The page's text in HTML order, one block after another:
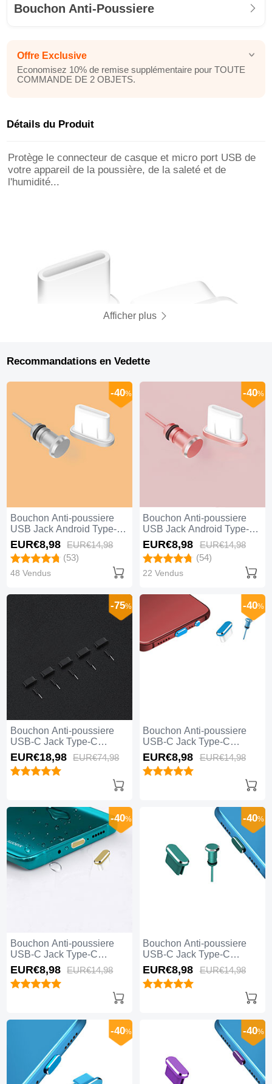
Bouchon Anti-Poussiere
Offre Exclusive
Economisez 10% de remise supplémentaire pour TOUTE
COMMANDE DE 2 OBJETS.
Détails du Produit
Protège le connecteur de casque et micro port USB de
votre appareil de la poussière, de la saleté et de
l'humidité...
Afficher plus
Recommandations en Vedette
Bouchon Anti-poussiere
USB Jack Android Type-C
Universel Argent
-40%
EUR€8,98 EUR€14,98
(53)
48 Vendus
Bouchon Anti-poussiere
USB Jack Android Type-C
Universel Or Rose
-40%
EUR€8,98 EUR€14,98
(54)
22 Vendus
Bouchon Anti-poussiere
USB-C Jack Type-C
Universel 5PCS H02 Noir
-75%
EUR€18,98 EUR€74,98
Bouchon Anti-poussiere
USB-C Jack Type-C
Universel H17 Bleu
-40%
EUR€8,98 EUR€14,98
Bouchon Anti-poussiere
USB-C Jack Type-C
Universel H16 Or
-40%
EUR€8,98 EUR€14,98
Bouchon Anti-poussiere
USB-C Jack Type-C
Universel H15 Vert
-40%
EUR€8,98 EUR€14,98
-40% -40%